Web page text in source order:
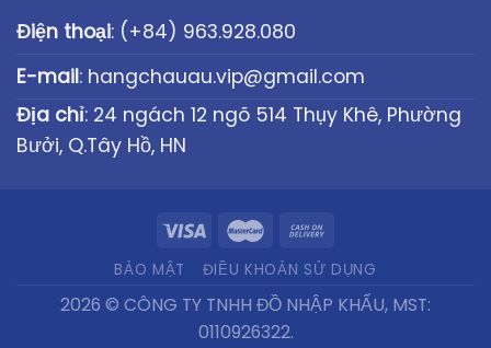
Điện thoại: (+84) 963.928.080
E-mail: hangchauau.vip@gmail.com
Địa chỉ: 24 ngách 12 ngõ 514 Thụy Khê, Phường
Bưởi, Q.Tây Hồ, HN
BẢO MẬT ĐIỀU KHOẢN SỬ DỤNG
2026 © CÔNG TY TNHH ĐỒ NHẬP KHẨU, MST:
0110926322.